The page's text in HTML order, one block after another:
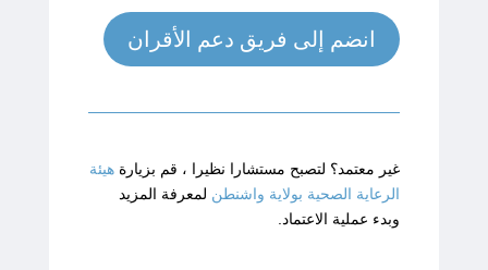
انضم إلى فريق دعم الأقران
غير معتمد؟ لتصبح مستشارا نظيرا ، قم بزيارة هيئة
الرعاية الصحية بولاية واشنطن لمعرفة المزيد
وبدء عملية الاعتماد.